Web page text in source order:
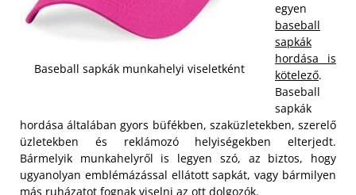
Baseball sapkák munkahelyi viseletként
egyen
baseball
sapkák
hordása is
kötelező.
Baseball
sapkák
hordása általában gyors büfékben, szaküzletekben, szerelő
üzletekben és reklámozó helyiségekben elterjedt.
Bármelyik munkahelyről is legyen szó, az biztos, hogy
ugyanolyan emblémázással ellátott sapkát, vagy bármilyen
más ruházatot fognak viselni az ott dolgozók.